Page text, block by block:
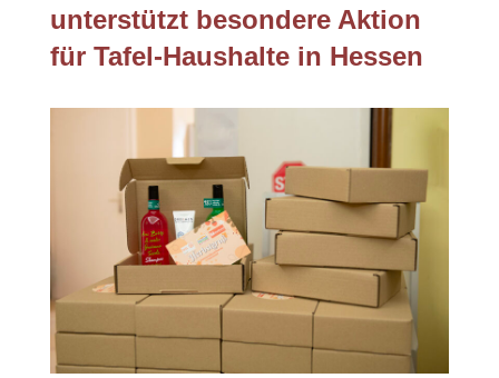
unterstützt besondere Aktion
für Tafel-Haushalte in Hessen